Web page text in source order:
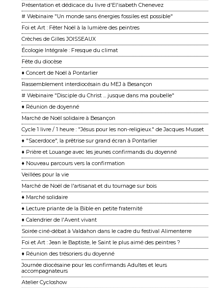
Présentation et dédicace du livre d'El'isabeth Chenevez
# Webinaire "Un monde sans énergies fossiles est possible"
Foi et Art : Fêter Noël à la lumière des peintres
Crèches de Gilles JOISSEAUX
Écologie Intégrale : Fresque du climat
Fête du diocèse
♦ Concert de Noël à Pontarlier
Rassemblement interdiocésain du MEJ à Besançon
# Webinaire "Disciple du Christ ... jusque dans ma poubelle"
♦ Réunion de doyenné
Marché de Noël solidaire à Besançon
Cycle 1 livre / 1 heure : "Jésus pour les non-religieux." de Jacques Musset
♦ "Sacerdoce", la prêtrise sur grand écran à Pontarlier
♦ Prière et Louange avec les jeunes confirmands du doyenné
♦ Nouveau parcours vers la confirmation
Veillées pour la vie
Marché de Noël de l'artisanat et du tournage sur bois
♦ Marché solidaire
♦ Lecture priante de la Bible en petite fraternité
♦ Calendrier de l'Avent vivant
Soirée ciné-débat à Valdahon dans le cadre du festival Alimenterre
Foi et Art : Jean le Baptiste, le Saint le plus aimé des peintres ?
♦ Réunion des trésoriers du doyenné
Journée diocésaine pour les confirmands Adultes et leurs
accompagnateurs
Atelier Cycloshow